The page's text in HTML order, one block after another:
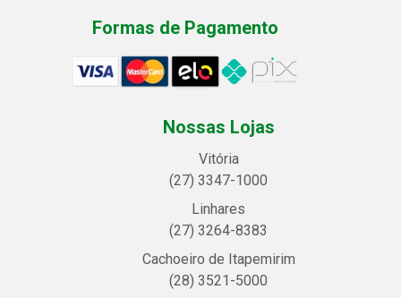
Formas de Pagamento
Nossas Lojas
Vitória
(27) 3347-1000
Linhares
(27) 3264-8383
Cachoeiro de Itapemirim
(28) 3521-5000